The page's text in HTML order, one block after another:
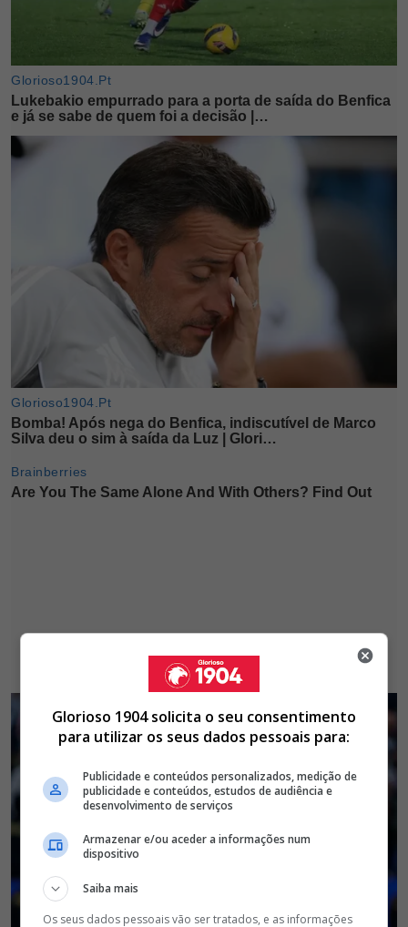
Glorioso 1904 solicita o seu consentimento
para utilizar os seus dados pessoais para:
Publicidade e conteúdos personalizados, medição de
publicidade e conteúdos, estudos de audiência e
desenvolvimento de serviços
Armazenar e/ou aceder a informações num
dispositivo
Saiba mais
Os seus dados pessoais vão ser tratados, e as informações